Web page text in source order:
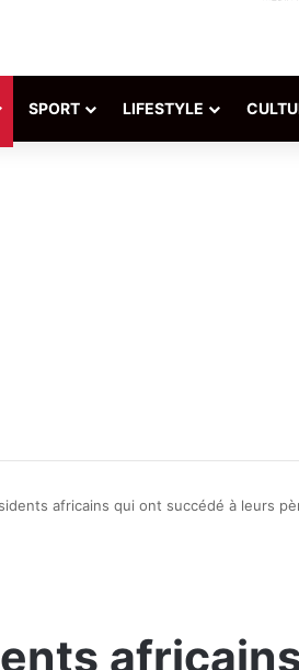
SPORT LIFESTYLE
africains qui ont succédé à leurs